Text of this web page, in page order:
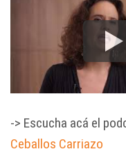
-> Escucha acá el
Ceballos Carriazo